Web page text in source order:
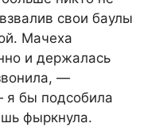
свои баулы
Мачеха
и держалась
—
я бы подсобила
фыркнула.